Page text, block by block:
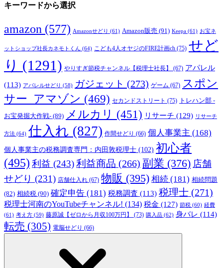
キーワードから選択
amazon (577) Amazonせどり (61) Amazon販売 (91) Keepa (61) お宝ネ
ットショップ社長カネモトくん (64) こども4人オヤジのFIRE計画ch (75) せど
り (1291) やりすぎ節税チャンネル【税理士社長】 (67) アパレル
(113) アパレルせどり (58) ガジェット (273) ゲーム (67) スポン
サー_アマゾン (469) セカンドストリート (75) トレハン部 -
お宝発掘大作戦- (89) メルカリ (451) リサーチ (129) リサーチ
方法 (64) 仕入れ (827) 作間せどり (66) 個人事業主 (168)
個人事業主の税務調査専門：内田敦税理士 (102) 初心者
(495) 利益 (243)利益商品 (266) 副業 (376) 店舗
せどり (231) 店舗仕入れ (67) 物販 (395) 相続 (181) 相続問題
(82) 相続税 (90) 確定申告 (181) 税務調査 (113) 税理士 (271)
税理士河南のYouTubeチャンネル! (134) 税金 (127) 節税 (60) 経費
(61) 考え方 (59) 藤原誠【ゼロから月収100万円】 (73) 購入品 (62) 身バレ (114)
転売 (305) 電脳せどり (66)